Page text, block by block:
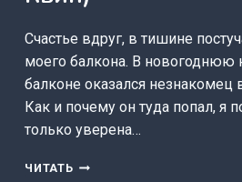
Счастье вдруг, в тишине
моего балкона. В новогоднюю
балконе оказался
Как и почему он туда попал, я
только уверена…
ЧИТАТЬ МОЙ